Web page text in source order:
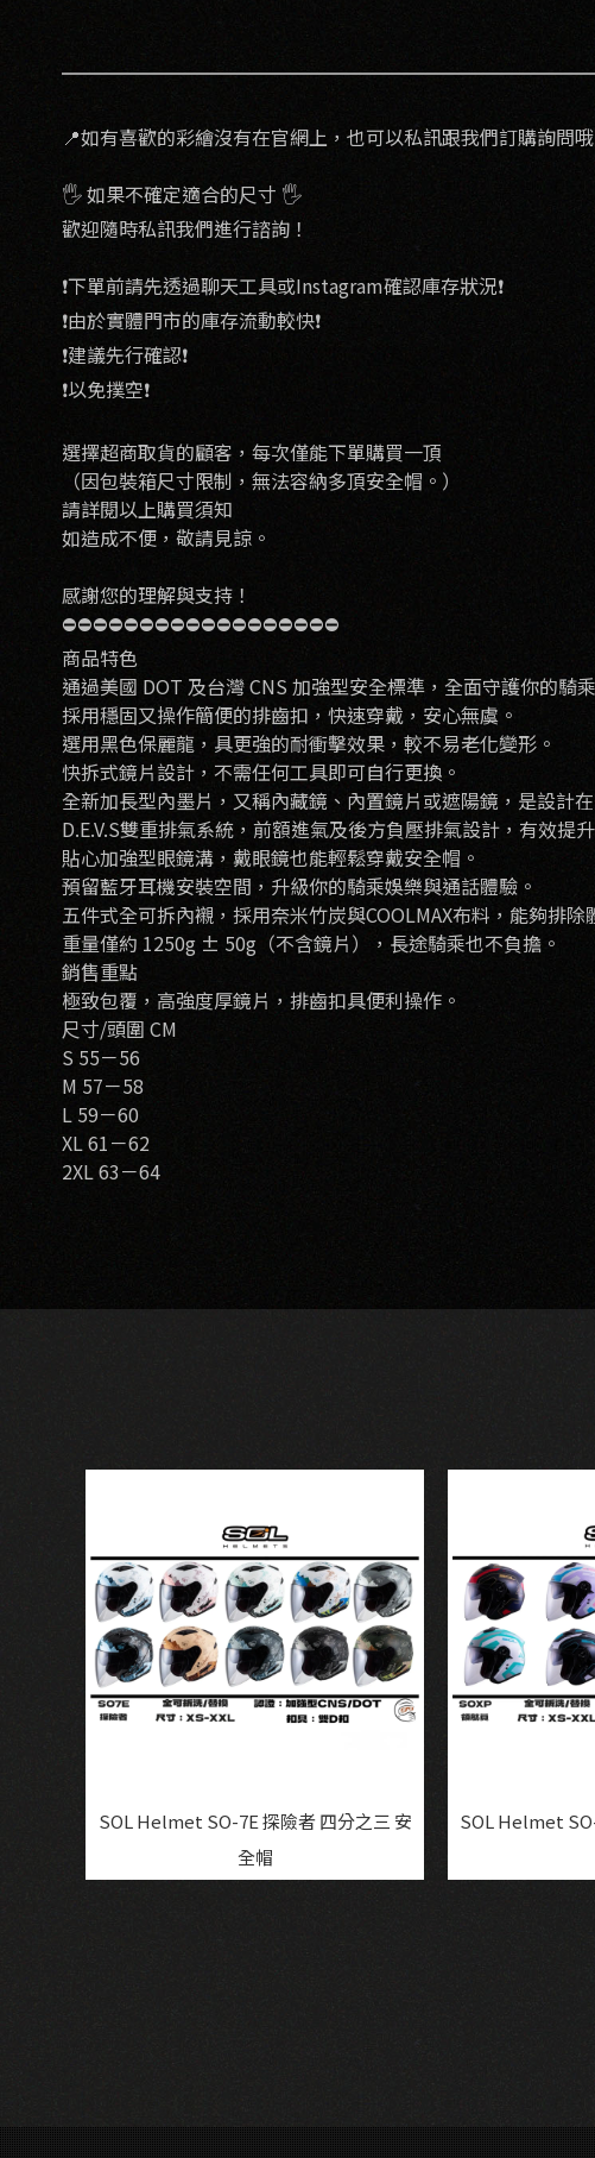
📍如有喜歡的彩繪沒有在官網上，也可以私訊跟我們訂購詢問
🖐 如果不確定適合的尺寸 🖐
歡迎隨時私訊我們進行諮詢！
❗️下單前請先透過聊天工具或Instagram確認庫存狀況❗️
❗️由於實體門市的庫存流動較快❗️
❗️建議先行確認❗️
❗️以免撲空❗️
選擇超商取貨的顧客，每次僅能下單購買一頂
（因包裝箱尺寸限制，無法容納多頂安全帽。）
請詳閱以上購買須知
如造成不便，敬請見諒。
感謝您的理解與支持！
⛔️⛔️⛔️⛔️⛔️⛔️⛔️⛔️⛔️⛔️⛔️⛔️⛔️⛔️⛔️⛔️⛔️⛔️
商品特色
通過美國 DOT 及台灣 CNS 加強型安全標準，全面守護你的騎
採用穩固又操作簡便的排齒扣，快速穿戴，安心無虞。
選用黑色保麗龍，具更強的耐衝擊效果，較不易老化變形。
快拆式鏡片設計，不需任何工具即可自行更換。
全新加長型內墨片，又稱內藏鏡、內置鏡片或遮陽鏡，是設計
D.E.V.S雙重排氣系統，前額進氣及後方負壓排氣設計，有效提
貼心加強型眼鏡溝，戴眼鏡也能輕鬆穿戴安全帽。
預留藍牙耳機安裝空間，升級你的騎乘娛樂與通話體驗。
五件式全可拆內襯，採用奈米竹炭與COOLMAX布料，能夠排除
重量僅約 1250g ± 50g（不含鏡片），長途騎乘也不負擔。
銷售重點
極致包覆，高強度厚鏡片，排齒扣具便利操作。
尺寸/頭圍 CM
S 55－56
M 57－58
L 59－60
XL 61－62
2XL 63－64
SOL Helmet SO-7E 探險者 四分之三 安
全帽
SOL Helmet